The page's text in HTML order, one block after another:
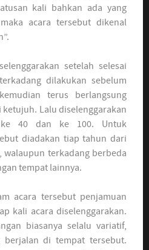
kali bahkan ada yang
acara tersebut dikenal
setelah selesai
dilakukan sebelum
terus berlangsung
Lalu diselenggarakan
40 dan ke 100. Untuk
diadakan tiap tahun dari
walaupun terkadang berbeda
tempat lainnya.
acara tersebut penjamuan
kali acara diselenggarakan.
biasanya selalu variatif,
berjalan di tempat tersebut.